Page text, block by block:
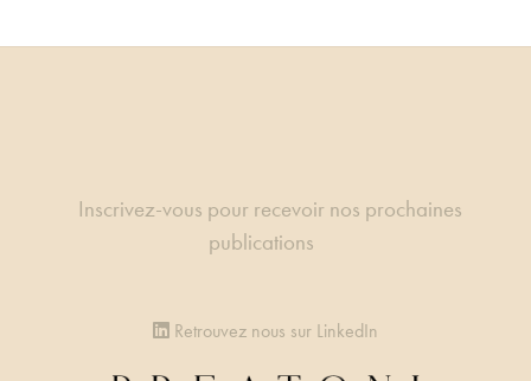
Inscrivez-vous pour recevoir nos prochaines
publications
Retrouvez nous sur LinkedIn